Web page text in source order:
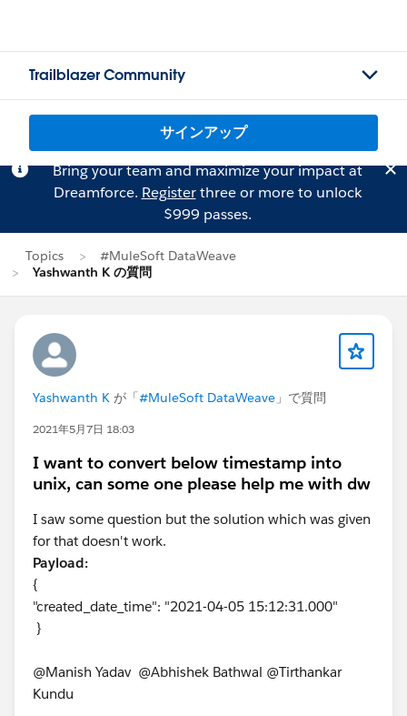
Trailblazer Community
サインアップ
Bring your team and maximize your impact at
Dreamforce. Registerthree or more to unlock
$999 passes.
Topics
#MuleSoft DataWeave
Yashwanth K の質問
Yashwanth K が「#MuleSoft DataWeave 」で質問
2021年5月7日 18:03
I want to convert below timestamp into
unix, can some one please help me with dw
I saw some question but the solution which was given
for that doesn't work.
Payload:
{
"created_date_time": "2021-04-05 15:12:31.000"
}
@Manish Yadav​ @Abhishek Bathwal​ @Tirthankar
Kundu​